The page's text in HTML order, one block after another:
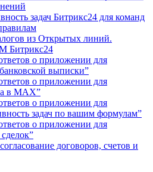
задач Битрикс24 для команд
из Открытых линий.
Битрикс24
о приложении для
выписки”
о приложении для
в МАХ”
о приложении для
задач по вашим формулам”
о приложении для
договоров, счетов и